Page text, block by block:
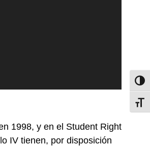
1998, y en el Student Right
IV tienen, por disposición